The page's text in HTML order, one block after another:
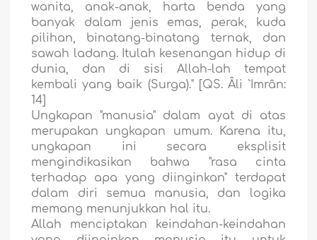
wanita, anak-anak, harta benda yang
banyak dalam jenis emas, perak, kuda
pilihan, binatang-binatang ternak, dan
sawah ladang. Itulah kesenangan hidup di
dunia, dan di sisi Allah-lah tempat
kembali yang baik (Surga)." [QS. Âli `Imrân:
14]
Ungkapan "manusia" dalam ayat di atas
merupakan ungkapan umum. Karena itu,
ungkapan ini secara eksplisit
mengindikasikan bahwa "rasa cinta
terhadap apa yang diinginkan" terdapat
dalam diri semua manusia, dan logika
memang menunjukkan hal itu.
Allah menciptakan keindahan-keindahan